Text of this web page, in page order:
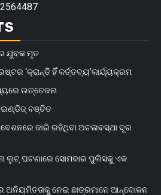
ଯୁବକ ମୃତ
‘କ୍ରାନ୍ତି ହିଁ କର୍ତ୍ତବ୍ୟ’କାର୍ଯ୍ୟକ୍ରମ
ଉତ୍ତେଜନା
ବଞ୍ଚିତ
ଜାରି ରହିଥିବା ଅଚଳାବସ୍ଥା ଦୂର
ଲୁଟ୍ ଘଟଣାରେ ସୋମବାର ପୁଲିସକୁ ଏକ
ଅନିୟମିତତାକୁ ନେଇ ଛାତ୍ରମାନେ ଆନ୍ଦୋଳନ